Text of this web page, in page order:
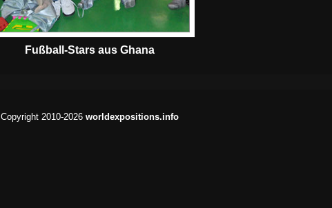
Fußball-Stars aus Ghana
Copyright 2010-2026 worldexpositions.info